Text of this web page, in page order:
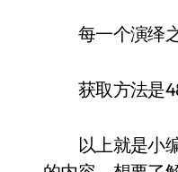
每一个演绎之
获取方法是
以上就是小编